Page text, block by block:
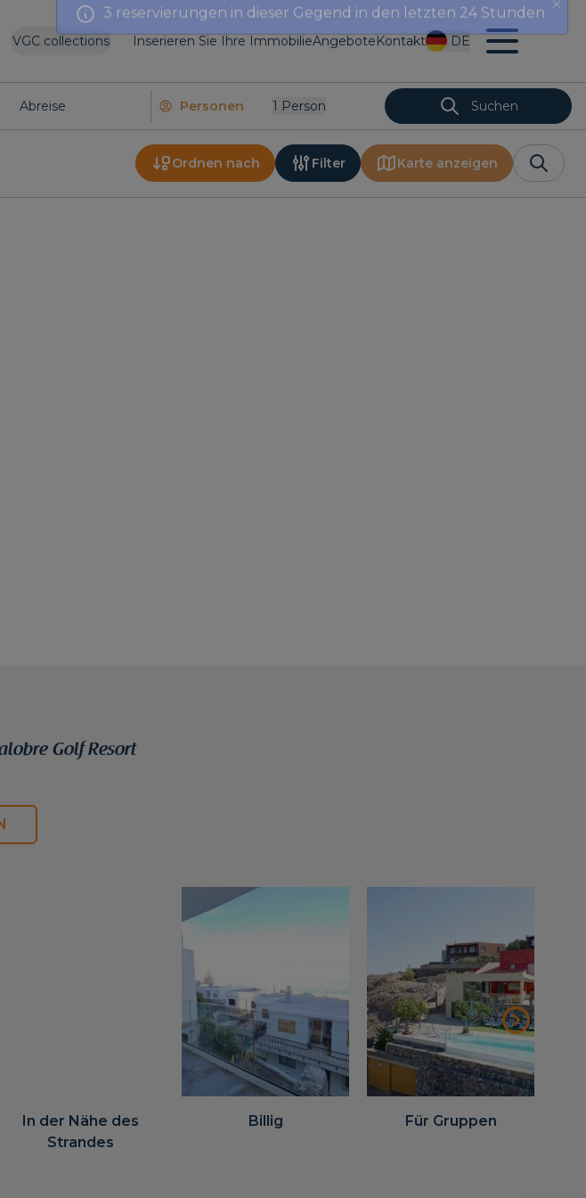
VGC collections Inserieren Sie Ihre ImmobilieAngeboteKontakt DE
Personen 1 Person Suchen
Ordnen nach Filter Karte anzeigen
Golf Resort
In der Nähe des
Strandes
Billig Für Gruppen